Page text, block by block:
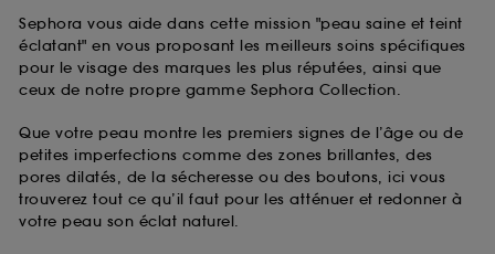
Sephora vous aide dans cette mission "peau saine et teint
éclatant" en vous proposant les meilleurs soins spécifiques
pour le visage des marques les plus réputées, ainsi que
ceux de notre propre gamme Sephora Collection.
Que votre peau montre les premiers signes de l’âge ou de
petites imperfections comme des zones brillantes, des
pores dilatés, de la sécheresse ou des boutons, ici vous
trouverez tout ce qu’il faut pour les atténuer et redonner à
votre peau son éclat naturel.